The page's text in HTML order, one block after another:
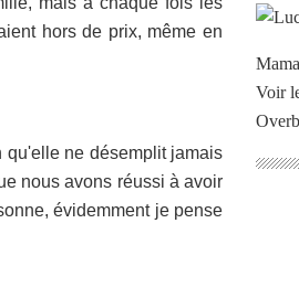
hors de prix, même en
qu'elle ne désemplit jamais
nous avons réussi à avoir
évidemment je pense
Voir